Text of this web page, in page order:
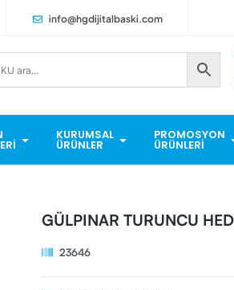
info@hgdijitalbaski.com
KURUMSAL
ÜRÜNLER
PROMOSYON
ÜRÜNLERI
GÜLPINAR TURUNCU
23646